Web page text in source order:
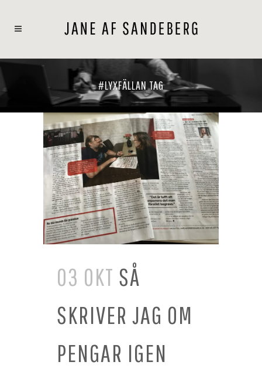
#LYXFÄLLAN TAG
03 OKT SÅ
SKRIVER JAG OM
PENGAR IGEN